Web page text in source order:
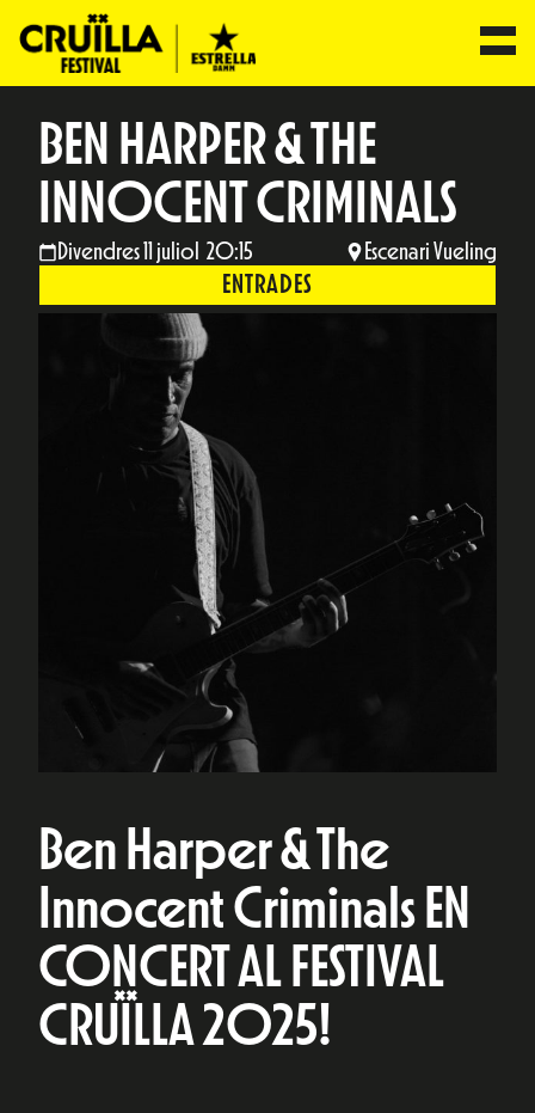
BEN HARPER & THE
INNOCENT CRIMINALS
Divendres 11 juliol 20:15 Escenari Vueling
ENTRADES
Ben Harper & The
Innocent Criminals EN
CONCERT AL FESTIVAL
CRUÏLLA 2025!